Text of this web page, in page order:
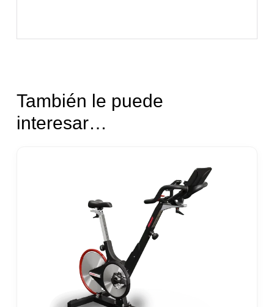
También le puede
interesar…